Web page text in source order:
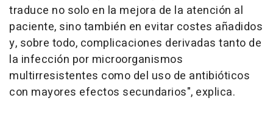
traduce no solo en la mejora de la atención al
paciente, sino también en evitar costes añadidos
y, sobre todo, complicaciones derivadas tanto de
la infección por microorganismos
multirresistentes como del uso de antibióticos
con mayores efectos secundarios", explica.